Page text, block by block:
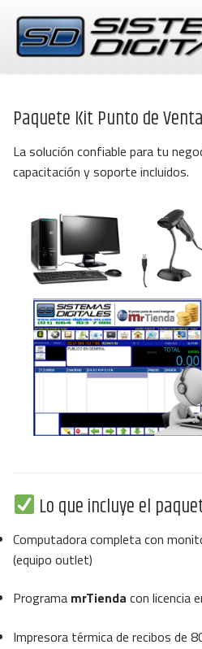
contenido
PUNTOS DE
PAGOS CON
SOPORTE
Paquete Kit Punto de
La solución confiable para tu
capacitación y soporte incluidos.
Lo que incluye el
Computadora completa con
(equipo outlet)
Programa mrTienda con licencia
Impresora térmica de recibos de